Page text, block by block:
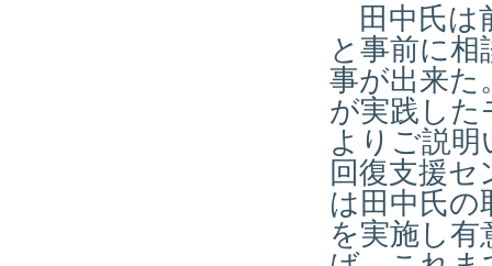
田中氏は
と事前に
事が出来た
が実践した
よりご説
回復支援
は田中氏の
を実施し